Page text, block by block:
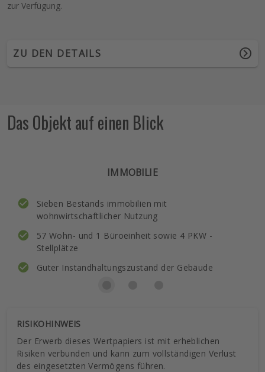
zur Verfügung.
ZU DEN DETAILS
Das Objekt auf einen Blick
IMMOBILIE
Sieben Bestands immobilien mit
wohnwirtschaftlicher Nutzung
57 Wohn- und 1 Büroeinheit sowie 4 PKW -
Stellplätze
Guter Instandhaltungszustand der Gebäude
RISIKOHINWEIS
Der Erwerb dieses Wertpapiers ist mit erheblichen
Risiken verbunden und kann zum vollständigen Verlust
des eingesetzten Vermögens führen.